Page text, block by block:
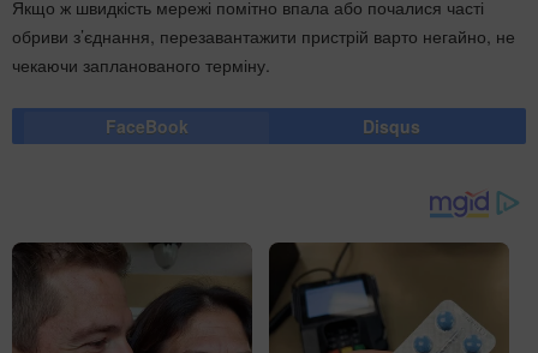
Якщо ж швидкість мережі помітно впала або почалися часті
обриви з’єднання, перезавантажити пристрій варто негайно, не
чекаючи запланованого терміну.
FaceBook Disqus